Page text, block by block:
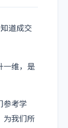
一维，是
参考学
为我们所